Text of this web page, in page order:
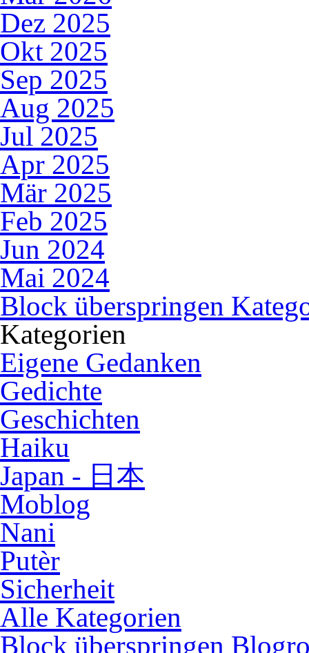
Dez 2025
Okt 2025
Sep 2025
Aug 2025
Jul 2025
Apr 2025
Mär 2025
Feb 2025
Jun 2024
Mai 2024
Block überspringen
Kategorien
Eigene Gedanken
Gedichte
Geschichten
Haiku
Japan - 日本
Moblog
Nani
Putèr
Sicherheit
Alle Kategorien
Block überspringen